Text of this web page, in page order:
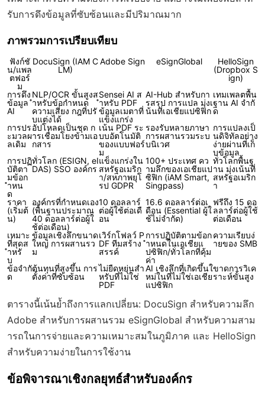
รับการดึงข้อมูลที่ซับซ้อนและมีปริมาณมาก
ภาพรวมการเปรียบเทียบ
ฟังก์ชั
น/แพล
ตฟอร์
ม
DocuSign (IAM C
LM)
Adobe Sign eSignGlobal
HelloSign
(Dropbox S
ign)
การดึง
ข้อมูล
AI
NLP/OCR ขั้นสูงส
ำหรับข้อกำหนด
ความเสี่ยง กฎที่ปรั
บแต่งได้
Sensei AI ส
ำหรับ PDF
ข้อมูลเมตาที่
แข็งแกร่ง
AI-Hub สำหรับกา
รสรุป การแปล มุ่งเ
น้นที่เอเชียแปซิฟิก
เทมเพลตพื้น
ฐาน AI จำกั
ด
การปร
ะมวลผ
ลเดิม
อัปโหลดเป็นชุด ก
ารเชื่อมโยงข้ามเอ
กสาร
เน้น PDF ระ
บบอัตโนมัติ
ของแบบฟอร์
ม
รองรับหลายภาษา
การผสานรวมระบ
บนิเวศ
การแปลงเป็
นดิจิทัลอย่าง
ง่ายผ่านที่เก็
บข้อมูล
การปฏิ
บัติตา
มข้อก
ำหน
ด
ทั่วโลก (ESIGN, eI
DAS) SSO องค์กร
แข็งแกร่งใน
สหรัฐอเมริก
า/สหภาพยุโ
รป GDPR
100+ ประเทศ คว
ามลึกของเอเชียแป
ซิฟิก (iAM Smart,
Singpass)
ทั่วโลกพื้นฐ
าน มุ่งเน้นที่
สหรัฐอเมริก
า
ราคา
(เริ่มต้
น)
องค์กรที่กำหนดเอง
(พื้นฐานประมาณ
40 ดอลลาร์ต่อผู้ใ
ช้ต่อเดือน)
10 ดอลลาร์
ต่อผู้ใช้ต่อเดื
อน
16.6 ดอลลาร์ต่อเ
ดือน (Essential ผู้ใ
ช้ไม่จำกัด)
ฟรีถึง 15 ดอ
ลลาร์ต่อผู้ใช้
ต่อเดือน
เหมาะ
ที่สุดส
ำหรั
บ
ข้อมูลเชิงลึกขนาด
ใหญ่ การผสานรว
ม
เวิร์กโฟลว์ P
DF ทีมสร้าง
สรรค์
การปฏิบัติตามข้อก
ำหนดในเอเชียแ
ปซิฟิก/ทั่วโลกที่คุ้ม
ค่า
ความเรียบง่
ายของ SMB
ข้อจำกั
ด
ต้นทุนที่สูงขึ้น การ
ตั้งค่าที่ซับซ้อน
ไม่ยืดหยุ่นสำ
หรับที่ไม่ใช่
PDF
AI เชิงลึกที่เกิดขึ้นใ
หม่ในที่ไม่ใช่เอเชีย
แปซิฟิก
ขาดการวิเค
ราะห์ขั้นสูง
ตารางนี้เน้นย้ำถึงการแลกเปลี่ยน: DocuSign สำหรับความลึก
Adobe สำหรับการผสานรวม eSignGlobal สำหรับความสาม
ารถในการจ่ายและความเหมาะสมในภูมิภาค และ HelloSign
สำหรับความง่ายในการใช้งาน
ข้อพิจารณาเชิงกลยุทธ์สำหรับองค์กร